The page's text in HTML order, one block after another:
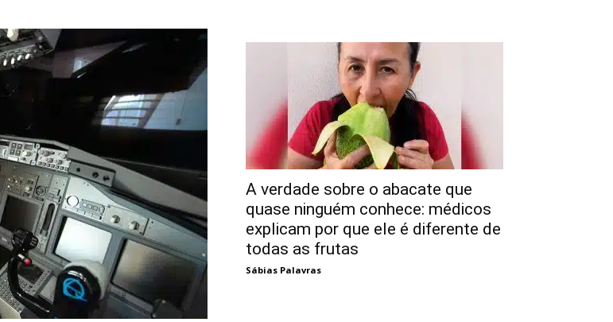
A verdade sobre o abacate que
quase ninguém conhece: médicos
explicam por que ele é diferente de
todas as frutas
Sábias Palavras